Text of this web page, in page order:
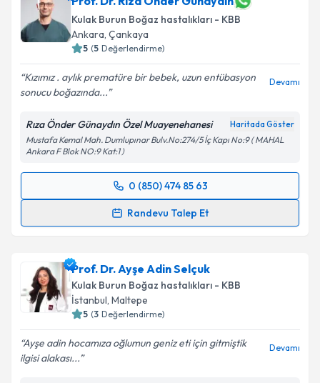
Kulak Burun Boğaz hastalıkları - KBB
Ankara, Çankaya
5 (5 Değerlendirme)
Kızımız . aylık prematüre bir bebek, uzun entübasyon
sonucu boğazında...
Devamı
Rıza Önder Günaydın Özel Muayenehanesi Haritada Göster
Mustafa Kemal Mah. Dumlupınar Bulv.No:274/5 İç Kapı No:9 ( MAHAL
Ankara F Blok NO:9 Kat:1 )
0 (850) 474 85 63
Randevu Talep Et
Randevu Takvimi Talebi
için bir takvim hazırlandığında e-posta ile
bilgilendireceğiz.
E-posta Adresiniz
Prof. Dr. Ayşe Adin Selçuk
Kulak Burun Boğaz hastalıkları - KBB
İstanbul, Maltepe
5 (3 Değerlendirme)
Ayşe adin hocamıza oğlumun geniz eti için gitmiştik
ilgisi alakası...
Devamı